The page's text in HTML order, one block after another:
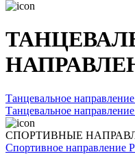
Танцевальное направление
Танцевальное направление
СПОРТИВНЫЕ
Спортивное направление